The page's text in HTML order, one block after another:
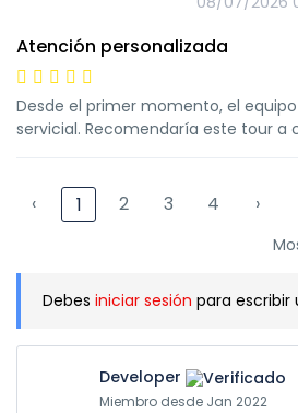
Atención personalizada
Desde el primer momento, el
servicial. Recomendaría este tour a
‹ 1 2 3 4 ›
Debes iniciar sesión para escribir
Developer
Miembro desde Jan 2022